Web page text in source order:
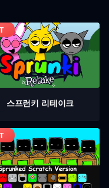
스프런키 리테이크